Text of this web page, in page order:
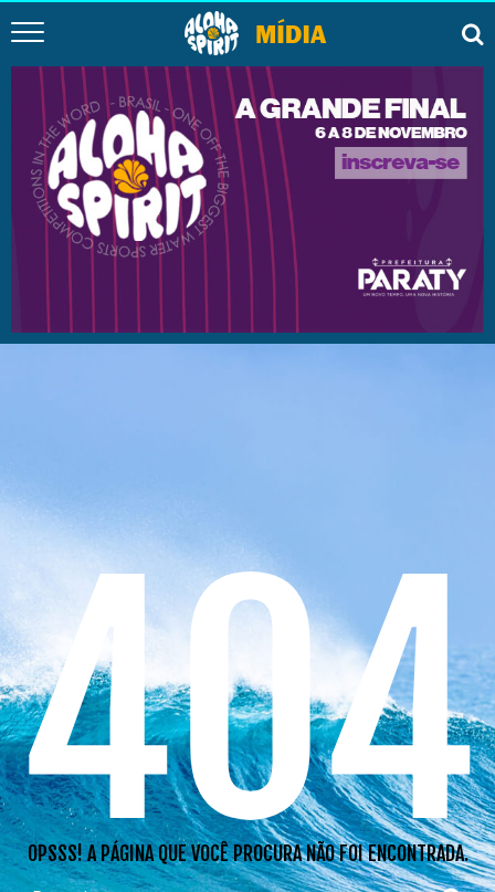
404
OPSSS! A PÁGINA QUE VOCÊ PROCURA NÃO FOI ENCONTRADA.